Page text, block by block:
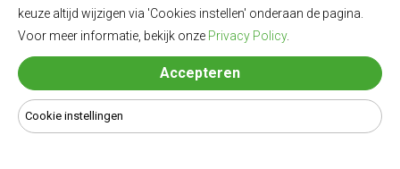
260 Ll
Lengte
4006 mm
keuze altijd wijzigen via 'Cookies instellen' onderaan de pagina.
Voor meer informatie, bekijk onze Privacy Policy.
Accepteren
Cookie instellingen